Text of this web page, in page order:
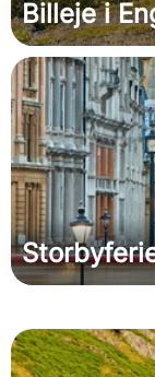
Billeje i